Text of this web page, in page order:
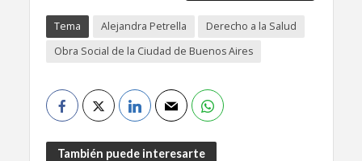
Tema Alejandra Petrella
Derecho a la Salud
Obra Social de la Ciudad de Buenos Aires
También puede interesarte